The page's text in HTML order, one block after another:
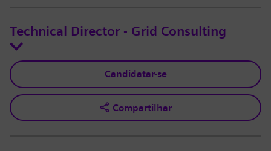
Technical Director - Grid Consulting
Candidatar-se
Compartilhar